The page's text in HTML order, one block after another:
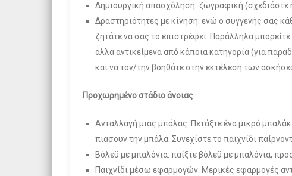
Δημιουργική απασχόληση: ζωγραφική (σχεδιάστε
Δραστηριότητες με κίνηση: ενώ ο συγγενής σας
ζητάτε να σας το επιστρέφει. Παράλληλα
άλλα αντικείμενα από κάποια κατηγορία (για
και να τον/την βοηθάτε στην εκτέλεση των
Προχωρημένο στάδιο άνοιας
Ανταλλαγή μιας μπάλας: Πετάξτε ένα μικρό
πιάσουν την μπάλα. Συνεχίστε το παιχνίδι
Βόλεϋ με μπαλόνια: παίξτε βόλεϋ με μπαλόνια,
Παιχνίδι μέσω εφαρμογών. Μερικές εφαρμογές